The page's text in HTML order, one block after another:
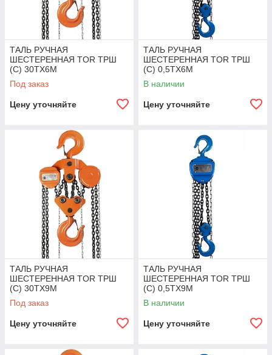
ТАЛЬ РУЧНАЯ
ШЕСТЕРЕННАЯ TOR ТРШ
(C) 30ТХ6М
Под заказ
Цену уточняйте
ТАЛЬ РУЧНАЯ
ШЕСТЕРЕННАЯ TOR ТРШ
(C) 0,5ТХ6М
В наличии
Цену уточняйте
ТАЛЬ РУЧНАЯ
ШЕСТЕРЕННАЯ TOR ТРШ
(C) 30ТХ9М
Под заказ
Цену уточняйте
ТАЛЬ РУЧНАЯ
ШЕСТЕРЕННАЯ TOR ТРШ
(C) 0,5ТХ9М
В наличии
Цену уточняйте